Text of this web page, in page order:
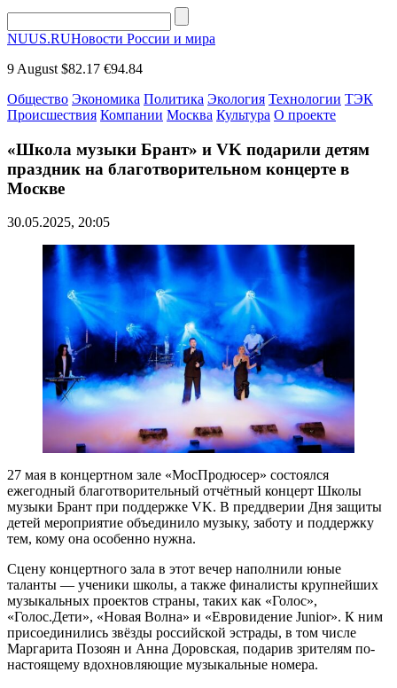
NUUS.RUНовости России и мира
9 August $82.17 €94.84
Общество Экономика Политика Экология Технологии ТЭК
Происшествия Компании Москва Культура О проекте
«Школа музыки Брант» и VK подарили детям
праздник на благотворительном концерте в
Москве
30.05.2025, 20:05
27 мая в концертном зале «МосПродюсер» состоялся
ежегодный благотворительный отчётный концерт Школы
музыки Брант при поддержке VK. В преддверии Дня защиты
детей мероприятие объединило музыку, заботу и поддержку
тем, кому она особенно нужна.
Сцену концертного зала в этот вечер наполнили юные
таланты — ученики школы, а также финалисты крупнейших
музыкальных проектов страны, таких как «Голос»,
«Голос.Дети», «Новая Волна» и «Евровидение Junior». К ним
присоединились звёзды российской эстрады, в том числе
Маргарита Позоян и Анна Доровская, подарив зрителям по-
настоящему вдохновляющие музыкальные номера.